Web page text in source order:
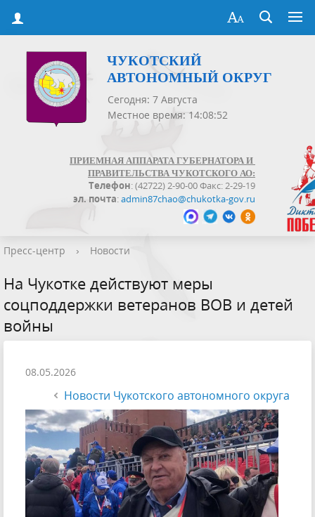
ЧУКОТСКИЙ
АВТОНОМНЫЙ ОКРУГ
Сегодня: 7 Августа
Местное время: 14:08:53
ПРИЕМНАЯ АППАРАТА ГУБЕРНАТОРА И
ПРАВИТЕЛЬСТВА ЧУКОТСКОГО АО:
Телефон: (42722) 2-90-00 Факс: 2-29-19
эл. почта:admin87chao@chukotka-gov.ru
Пресс-центр › Новости
На Чукотке действуют меры
соцподдержки ветеранов ВОВ и детей
войны
08.05.2026
Новости Чукотского автономного округа